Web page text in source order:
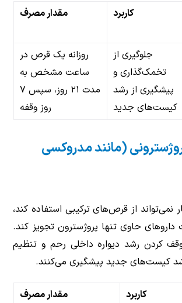
کاربرد مقدار مصرف
جلوگیری از
تخمک‌گذاری و
پیشگیری از رشد
کیست‌های جدید
روزانه یک قرص در
ساعت مشخص به
مدت ۲۱ روز، سپس ۷
روز وقفه
(مانند مدروکسی
نمی‌تواند از قرص‌های ترکیبی استفاده کند،
حاوی تنها پروژسترون تجویز کند.
کردن رشد دیواره داخلی رحم و تنظیم
کیست‌های جدید پیشگیری می‌کنند.
کاربرد مقدار مصرف